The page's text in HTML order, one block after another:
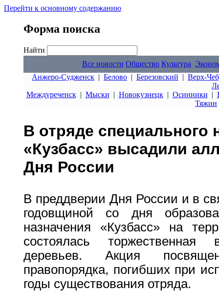
Перейти к основному содержанию
Форма поиска
Найти
Все новости Общество Культура
Анжеро-Судженск | Белово | Березовский | Верх-
Междуреченск| Мыски | Новокузнецк| Осинники |
Тяжин
В отряде специального
«Кузбасс» высадили
Дня России
В преддверии Дня России и в
годовщиной со дня
назначения «Кузбасс» на
состоялась
деревьев. Акция
правопорядка, погибших при
годы существования отряда.